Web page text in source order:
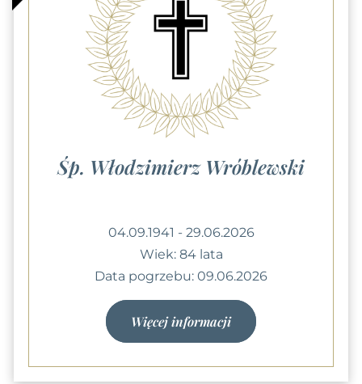
Śp. Włodzimierz Wróblewski
04.09.1941 - 29.06.2026
Wiek: 84 lata
Data pogrzebu: 09.06.2026
Więcej informacji